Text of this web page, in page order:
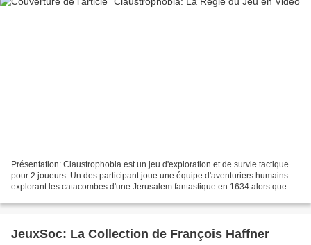
Présentation: Claustrophobia est un jeu d'exploration et de survie tactique
pour 2 joueurs. Un des participant joue une équipe d'aventuriers humains
explorant les catacombes d'une Jerusalem fantastique en 1634 alors que
JeuxSoc: La Collection de François Haffner